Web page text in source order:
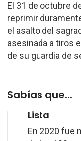
El 31 de octubre
reprimir
el asalto del
asesinada a tiros
de su guardia de
Sabías que...
Lista
En 2020 fue